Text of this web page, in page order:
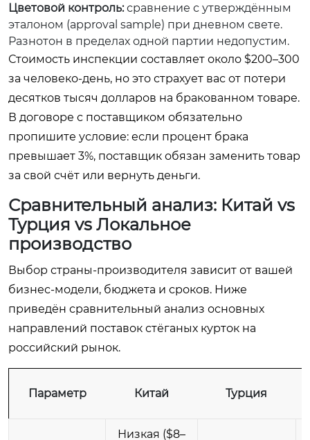
Цветовой контроль:сравнение с утверждённым
эталоном (approval sample) при дневном свете.
Разнотон в пределах одной партии недопустим.
Стоимость инспекции составляет около $200–300
за человеко-день, но это страхует вас от потери
десятков тысяч долларов на бракованном товаре.
В договоре с поставщиком обязательно
пропишите условие: если процент брака
превышает 3%, поставщик обязан заменить товар
за свой счёт или вернуть деньги.
Сравнительный анализ: Китай vs
Турция vs Локальное
производство
Выбор страны-производителя зависит от вашей
бизнес-модели, бюджета и сроков. Ниже
приведён сравнительный анализ основных
направлений поставок стёганых курток на
российский рынок.
Параметр Китай Турция
Низкая ($8–